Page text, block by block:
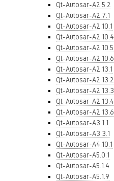
Qt-Autosar-A2.5.2
Qt-Autosar-A2.7.1
Qt-Autosar-A2.10.1
Qt-Autosar-A2.10.4
Qt-Autosar-A2.10.5
Qt-Autosar-A2.10.6
Qt-Autosar-A2.13.1
Qt-Autosar-A2.13.2
Qt-Autosar-A2.13.3
Qt-Autosar-A2.13.4
Qt-Autosar-A2.13.6
Qt-Autosar-A3.1.1
Qt-Autosar-A3.3.1
Qt-Autosar-A4.10.1
Qt-Autosar-A5.0.1
Qt-Autosar-A5.1.4
Qt-Autosar-A5.1.9